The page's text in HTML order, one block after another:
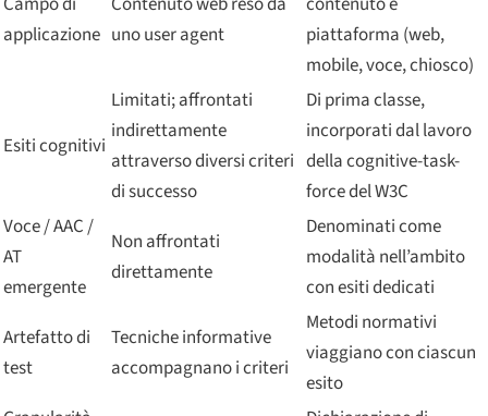
applicazione uno user agent
piattaforma (web,
mobile, voce, chiosco)
Esiti cognitivi
Limitati; affrontati
indirettamente
attraverso diversi criteri
di successo
Di prima classe,
incorporati dal lavoro
della cognitive-task-
force del W3C
Voce / AAC /
AT
emergente
Non affrontati
direttamente
Denominati come
modalità nell’ambito
con esiti dedicati
Artefatto di
test
Tecniche informative
accompagnano i criteri
Metodi normativi
viaggiano con ciascun
esito